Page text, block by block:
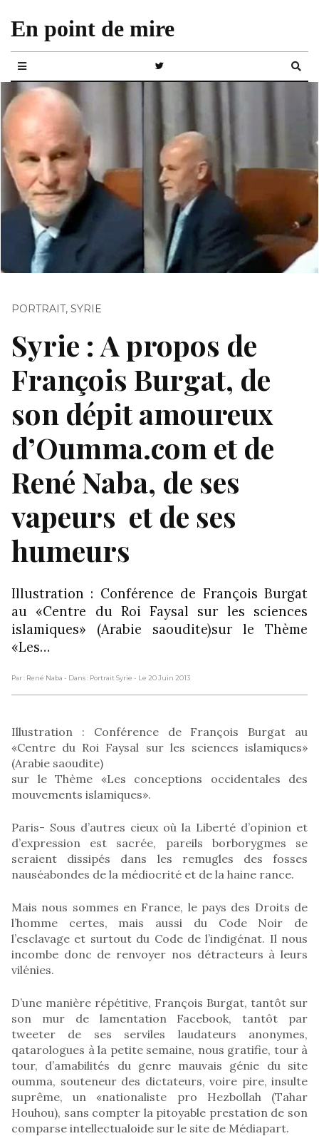
En point de mire
PORTRAIT, SYRIE
Syrie : A propos de
François Burgat, de
son dépit amoureux
d’Oumma.com et de
René Naba, de ses
vapeurs et de ses
humeurs
Illustration : Conférence de François Burgat
au «Centre du Roi Faysal sur les sciences
islamiques» (Arabie saoudite)sur le Thème
«Les…
Par : René Naba - Dans : Portrait Syrie - Le 20 Juin 2013
Illustration : Conférence de François Burgat au
«Centre du Roi Faysal sur les sciences islamiques»
(Arabie saoudite)
sur le Thème «Les conceptions occidentales des
mouvements islamiques».
Paris- Sous d’autres cieux où la Liberté d’opinion et
d’expression est sacrée, pareils borborygmes se
seraient dissipés dans les remugles des fosses
nauséabondes de la médiocrité et de la haine rance.
Mais nous sommes en France, le pays des Droits de
l’homme certes, mais aussi du Code Noir de
l’esclavage et surtout du Code de l’indigénat. Il nous
incombe donc de renvoyer nos détracteurs à leurs
vilénies.
D’une manière répétitive, François Burgat, tantôt sur
son mur de lamentation Facebook, tantôt par
tweeter de ses serviles laudateurs anonymes,
qatarologues à la petite semaine, nous gratifie, tour à
tour, d’amabilités du genre mauvais génie du site
oumma, souteneur des dictateurs, voire pire, insulte
suprême, un «nationaliste pro Hezbollah (Tahar
Houhou), sans compter la pitoyable prestation de son
comparse intellectualoide sur le site de Médiapart.